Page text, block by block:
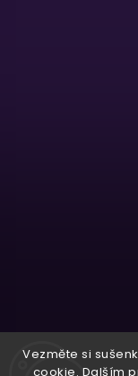
Vezměte si
cookie. Dalším
Sledovat na